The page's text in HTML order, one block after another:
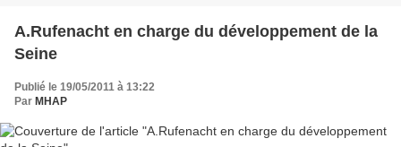
A.Rufenacht en charge du développement de la
Seine
Publié le 19/05/2011 à 13:22
Par MHAP